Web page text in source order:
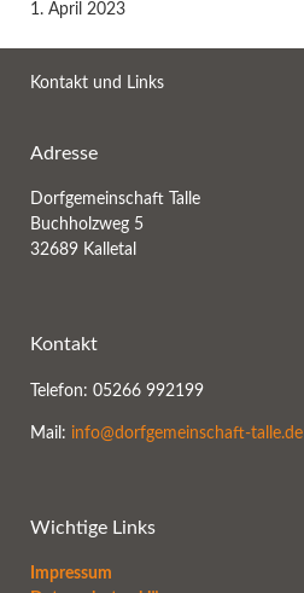
1. April 2023
Kontakt und Links
Adresse
Dorfgemeinschaft Talle
Buchholzweg 5
32689 Kalletal
Kontakt
Telefon: 05266 992199
Mail: info@dorfgemeinschaft-talle.de
Wichtige Links
Impressum